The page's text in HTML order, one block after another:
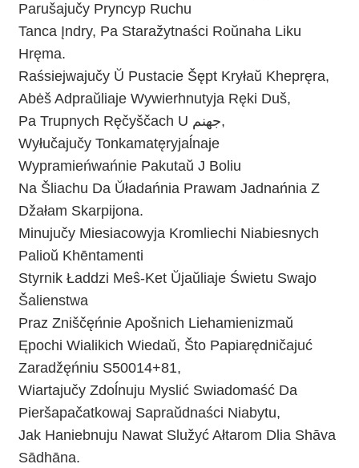
Parušajučy Pryncyp Ruchu
Tanca Įndry, Pa Staražytnaści Roŭnaha Liku
Hręma.
Raśsiejwajučy Ŭ Pustacie Šępt Kryłaŭ Khepręra,
Abėš Adpraŭliaje Wywierhnutyja Ręki Duš,
Pa Trupnych Ręčyščach U جهنم,
Wyłučajučy Tonkamatęryjaĺnaje
Wypramieńwańnie Pakutaŭ J Boliu
Na Šliachu Da Ŭładańnia Prawam Jadnańnia Z
Džałam Skarpijona.
Minujučy Miesiacowyja Kromliechi Niabiesnych
Palioŭ Khēntamenti
Styrnik Ładdzi Meŝ-Ket Ŭjaŭliaje Świetu Swajo
Šalienstwa
Praz Zniščęńnie Apošnich Liehamienizmaŭ
Ępochi Wialikich Wiedaŭ, Što Papiarędničajuć
Zaradžęńniu S50014+81,
Wiartajučy Zdoĺnuju Myslić Swiadomaść Da
Pieršapačatkowaj Sapraŭdnaści Niabytu,
Jak Haniebnuju Nawat Služyć Ałtarom Dlia Shāva
Sādhāna.